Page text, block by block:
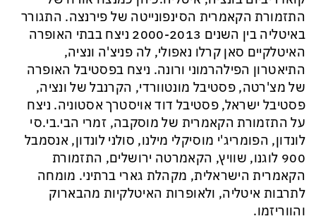
התזמורת הקאמרית הסינפונייטה של פירנצה. התגורר
באיטליה בין השנים 2000-2013 ניצח בבתי האופרה
האיטלקיים סאן קרלו נאפולי, לה פניצ'ה ונציה,
התיאטרון הפילהרמוני ורונה. ניצח בפסטיבל האופרה
של מצ'רטה, פסטיבל מונטוורדי, הקרנבל של ונציה,
פסטיבל ישראל, פסטיבל דוד אויסטרך אסטוניה. ניצח
על התזמורת הקאמרית של מוסקבה, זמרי הבי.בי.סי
לונדון, הפומריג'י מוסיקלי מילנו, סולני לונדון, אנסמבל
900 לוגנו, שוויץ, הקאמרטה ירושלים, התזמורת
הקאמרית הישראלית, מקהלת גארי ברתיני. מומחה
לתרבות איטליה, ולאופרות האיטלקיות מהבארוק
והווריזמו.